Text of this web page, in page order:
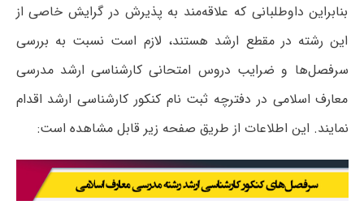
بنابراین داوطلبانی که علاقه‌مند به پذیرش در گرایش خاصی از
این رشته در مقطع ارشد هستند، لازم است نسبت به بررسی
سرفصل‌ها و ضرایب دروس امتحانی کارشناسی ارشد مدرسی
معارف اسلامی در دفترچه ثبت نام کنکور کارشناسی ارشد اقدام
نمایند. این اطلاعات از طریق صفحه زیر قابل مشاهده است: